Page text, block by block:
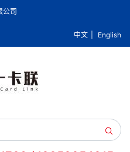
公司
中文 English